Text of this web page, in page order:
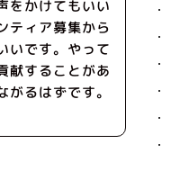
をかけてもいい
ティア募集から
いです。やって
献することがあ
るはずです。